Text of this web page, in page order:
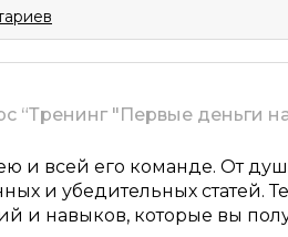
“Тренинг "Первые деньги на
и всей его команде. От
и убедительных статей.
и навыков, которые вы